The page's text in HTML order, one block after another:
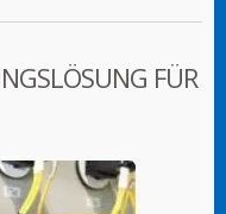
FÜR